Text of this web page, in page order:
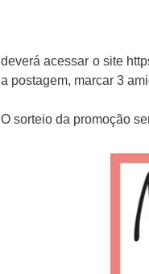
deverá acessar o site
a postagem, marcar 3
O sorteio da promoção